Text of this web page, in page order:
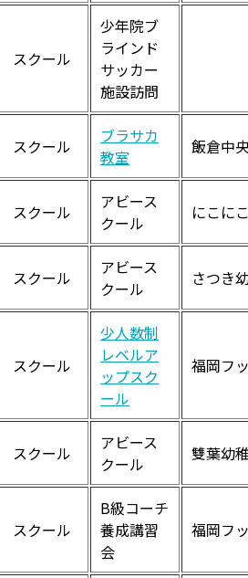
スクール
少年院ブ
ラインド
サッカー
施設訪問
スクール
ブラサカ
教室
飯倉中
スクール
アビース
クール
にこに
スクール
アビース
クール
さつき
スクール
少人数制
レベルア
ップスク
ール
福岡フ
スクール
アビース
クール
雙葉幼
スクール
B級コーチ
養成講習
会
福岡フ